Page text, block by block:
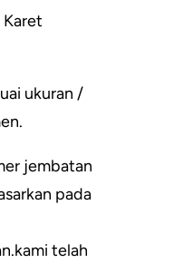
ukuran /
jembatan
pada
telah